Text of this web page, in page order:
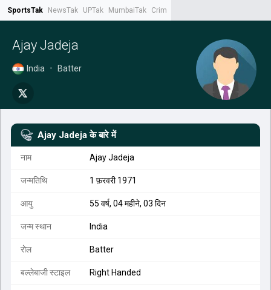
SportsTak NewsTak UPTak MumbaiTak CrimeTak
Ajay Jadeja
India • Batter
Ajay Jadeja के बारे में
नाम Ajay Jadeja
जन्मतिथि 1 फ़रवरी 1971
आयु 55 वर्ष, 04 महीने, 03 दिन
जन्म स्थान India
रोल Batter
बल्लेबाजी स्टाइल Right Handed